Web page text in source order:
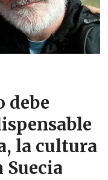
debe
la cultura